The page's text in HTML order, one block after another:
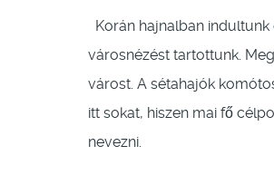
Korán hajnalban
városnézést tartottunk.
várost. A sétahajók
itt sokat, hiszen mai fő
nevezni.